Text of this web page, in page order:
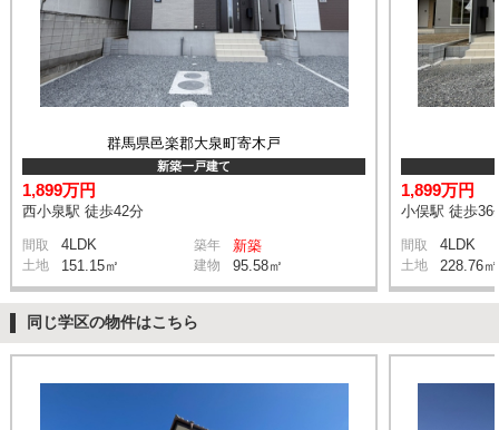
群馬県邑楽郡大泉町寄木戸
新築一戸建て
1,899万円
西小泉駅 徒歩42分
間取 4LDK 築年 新築
土地 151.15㎡ 建物 95.58㎡
1,899万円
小俣駅 徒歩36
間取 4LDK
土地 228.76㎡
同じ学区の物件はこちら